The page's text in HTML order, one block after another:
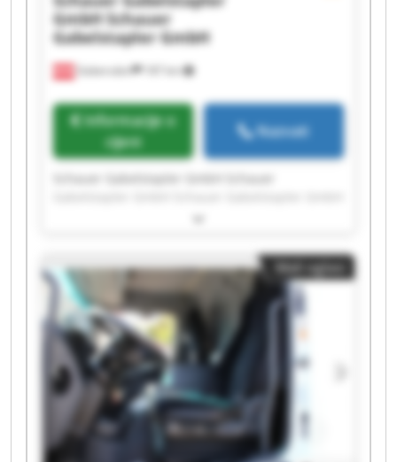
Gabersdorf 187 km
GmbH Schauer
Gabelstapler GmbH
Informacije o
cijeni
Nazvati
Schauer Gabelstapler GmbH Schauer
Schauer Gabelstapler GmbH Schauer
Schauer Gabelstapler GmbH Schauer
Gabelstapler GmbH Schauer Gabelstapler GmbH
Schauer Gabelstapler GmbH Schauer
Gabelstapler GmbH Schauer Gabelstapler GmbH
Schauer Gabelstapler GmbH Schauer
Gabelstapler GmbH Schauer Gabelstapler GmbH
Schauer Gabelstapler GmbH Schauer
Gabelstapler GmbH Schauer Gabelstapler GmbH
Schauer Gabelstapler GmbH Schauer
Gabelstapler GmbH
Mali oglasi